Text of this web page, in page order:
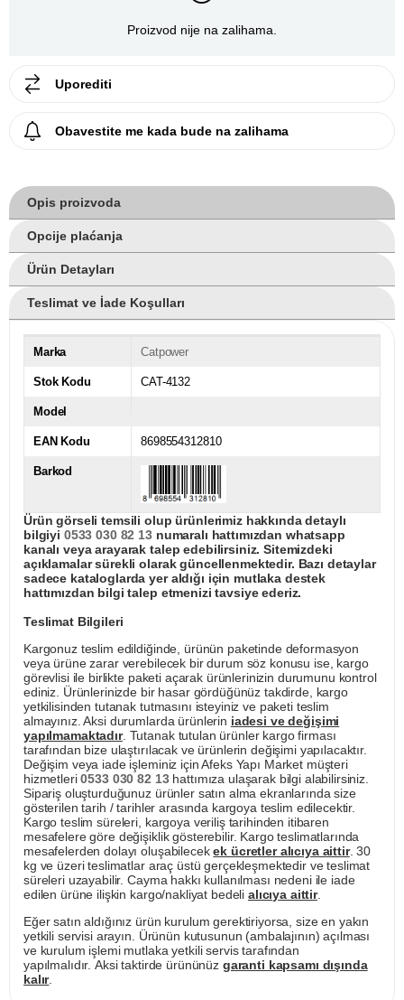
Proizvod nije na zalihama.
Uporediti
Obavestite me kada bude na zalihama
Opis proizvoda
Opcije plaćanja
Ürün Detayları
Teslimat ve İade Koşulları
Marka Catpower
Stok Kodu CAT-4132
Model
EAN Kodu 8698554312810
Barkod
Ürün görseli temsili olup ürünlerimiz hakkında detaylı
bilgiyi 0533 030 82 13numaralı hattımızdan whatsapp
kanalı veya arayarak talep edebilirsiniz. Sitemizdeki
açıklamalar sürekli olarak güncellenmektedir. Bazı detaylar
sadece kataloglarda yer aldığı için mutlaka destek
hattımızdan bilgi talep etmenizi tavsiye ederiz.
Teslimat Bilgileri
Kargonuz teslim edildiğinde, ürünün paketinde deformasyon
veya ürüne zarar verebilecek bir durum söz konusu ise, kargo
görevlisi ile birlikte paketi açarak ürünlerinizin durumunu kontrol
ediniz. Ürünlerinizde bir hasar gördüğünüz takdirde, kargo
yetkilisinden tutanak tutmasını isteyiniz ve paketi teslim
almayınız. Aksi durumlarda ürünlerin iadesi ve değişimi
yapılmamaktadır. Tutanak tutulan ürünler kargo firması
tarafından bize ulaştırılacak ve ürünlerin değişimi yapılacaktır.
Değişim veya iade işleminiz için Afeks Yapı Market müşteri
hizmetleri0533 030 82 13hattımıza ulaşarak bilgi alabilirsiniz.
Sipariş oluşturduğunuz ürünler satın alma ekranlarında size
gösterilen tarih / tarihler arasında kargoya teslim edilecektir.
Kargo teslim süreleri, kargoya veriliş tarihinden itibaren
mesafelere göre değişiklik gösterebilir. Kargo teslimatlarında
mesafelerden dolayı oluşabilecekek ücretler alıcıya aittir. 30
kg ve üzeri teslimatlar araç üstü gerçekleşmektedir ve teslimat
süreleri uzayabilir. Cayma hakkı kullanılması nedeni ile iade
edilen ürüne ilişkin kargo/nakliyat bedeli alıcıya aittir.
Eğer satın aldığınız ürün kurulum gerektiriyorsa, size en yakın
yetkili servisi arayın. Ürünün kutusunun (ambalajının) açılması
ve kurulum işlemi mutlaka yetkili servis tarafından
yapılmalıdır. Aksi taktirde ürününüz garanti kapsamı dışında
kalır.